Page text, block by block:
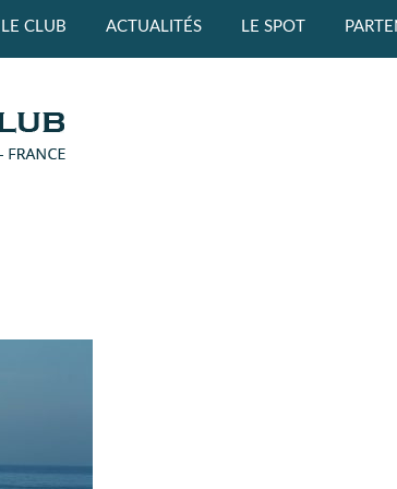
LE CLUB ACTUALITÉS LE SPOT